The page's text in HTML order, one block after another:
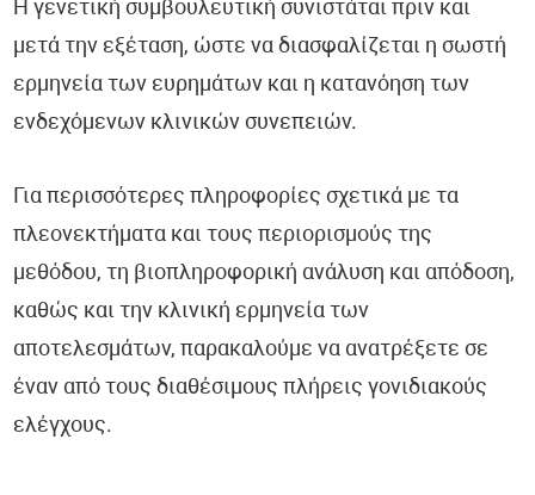
Η γενετική συμβουλευτική συνιστάται πριν και
μετά την εξέταση, ώστε να διασφαλίζεται η σωστή
ερμηνεία των ευρημάτων και η κατανόηση των
ενδεχόμενων κλινικών συνεπειών.
Για περισσότερες πληροφορίες σχετικά με τα
πλεονεκτήματα και τους περιορισμούς της
μεθόδου, τη βιοπληροφορική ανάλυση και απόδοση,
καθώς και την κλινική ερμηνεία των
αποτελεσμάτων, παρακαλούμε να ανατρέξετε σε
έναν από τους διαθέσιμους πλήρεις γονιδιακούς
ελέγχους.